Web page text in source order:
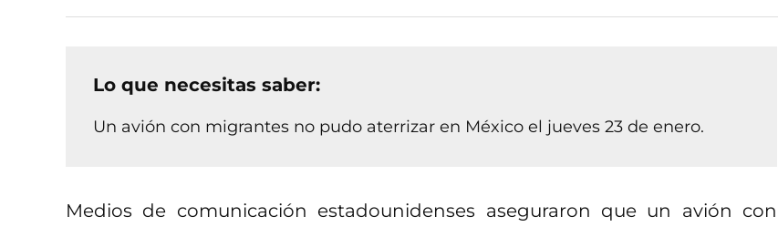
Lo que necesitas saber:
Un avión con migrantes no pudo aterrizar en México el jueves 23 de enero.
Medios de comunicación estadounidenses aseguraron que un avión con